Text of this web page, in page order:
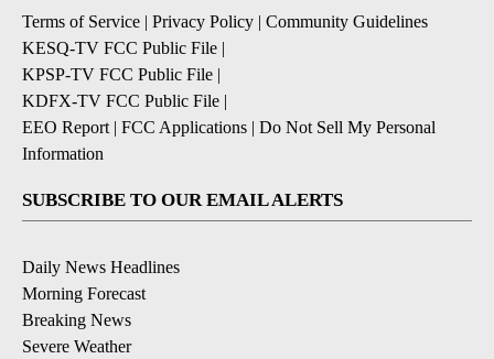
Terms of Service | Privacy Policy | Community Guidelines
KESQ-TV FCC Public File |
KPSP-TV FCC Public File |
KDFX-TV FCC Public File |
EEO Report | FCC Applications | Do Not Sell My Personal
Information
SUBSCRIBE TO OUR EMAIL ALERTS
Daily News Headlines
Morning Forecast
Breaking News
Severe Weather